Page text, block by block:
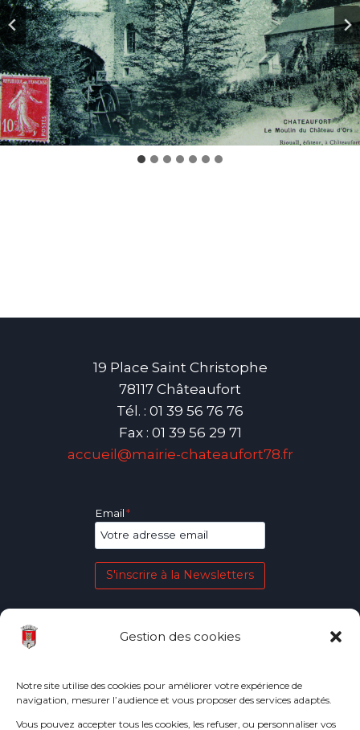
Gestion des cookies
Notre site utilise des cookies pour améliorer votre expérience de
navigation, mesurer l’audience et vous proposer des services adaptés.
Vous pouvez accepter tous les cookies, les refuser, ou personnaliser vos
19 Place Saint Christophe
78117 Châteaufort
Tél. : 01 39 56 76 76
Fax : 01 39 56 29 71
accueil@mairie-chateaufort78.fr
Email*
S'inscrire à la Newsletters
Plan du site
La Commune
Au quotidien
Loisirs et associations